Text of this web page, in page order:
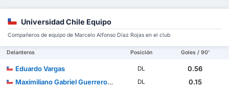
Universidad Chile Equipo
Compañeros de equipo de Marcelo Alfonso Díaz Rojas en el club
Delanteros Posición Goles / 90'
Eduardo Vargas DL
0.56
Maximiliano Gabriel Guerrero Pena
DL
0.15